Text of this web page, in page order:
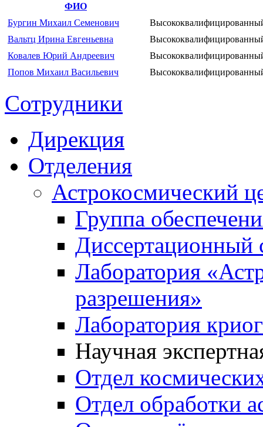
ФИО
Бургин Михаил Семенович
Вальтц Ирина Евгеньевна
Ковалев Юрий Андреевич
Попов Михаил Васильевич
Сотрудники
Дирекция
Отделения
Астрокосмический
Группа
Диссертационный
Лаборатория
разрешения»
Лаборатория
Научная
Отдел
Отдел обработки